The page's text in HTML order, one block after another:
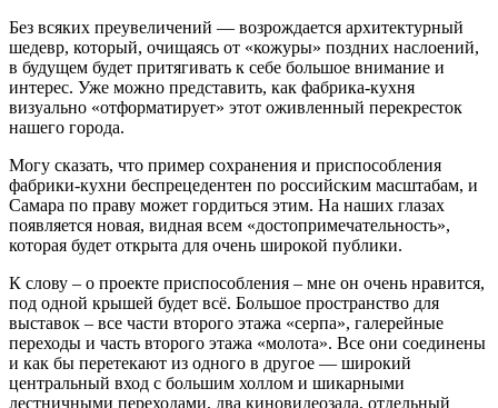
Без всяких преувеличений — возрождается архитектурный
шедевр, который, очищаясь от «кожуры» поздних наслоений,
в будущем будет притягивать к себе большое внимание и
интерес. Уже можно представить, как фабрика-кухня
визуально «отформатирует» этот оживленный перекресток
нашего города.
Могу сказать, что пример сохранения и приспособления
фабрики-кухни беспрецедентен по российским масштабам, и
Самара по праву может гордиться этим. На наших глазах
появляется новая, видная всем «достопримечательность»,
которая будет открыта для очень широкой публики.
К слову – о проекте приспособления – мне он очень нравится,
под одной крышей будет всё. Большое пространство для
выставок – все части второго этажа «серпа», галерейные
переходы и часть второго этажа «молота». Все они соединены
и как бы перетекают из одного в другое — широкий
центральный вход с большим холлом и шикарными
лестничными переходами, два киновидеозала, отдельный